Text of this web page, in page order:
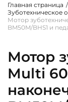
Главная страница /
Зуботехническое
Мотор
BM50M/BHS1 и
Мотор
Multi